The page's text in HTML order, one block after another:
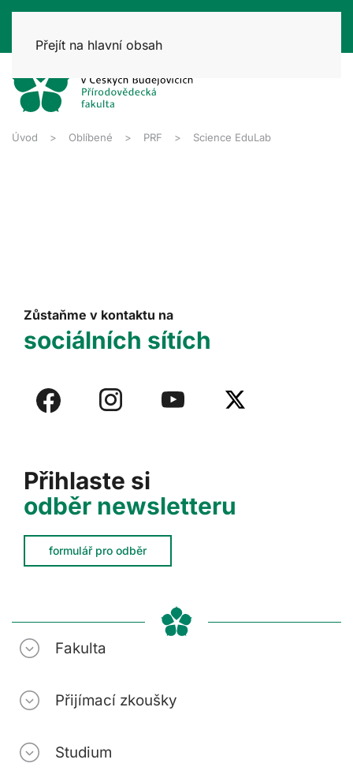
Přejít na hlavní obsah
Úvod Oblíbené PRF Science EduLab
Přihlaste si
odběr newsletteru
formulář pro odběr
Zůstaňme v kontaktu na
sociálních sítích
Fakulta
Přijímací zkoušky
Studium